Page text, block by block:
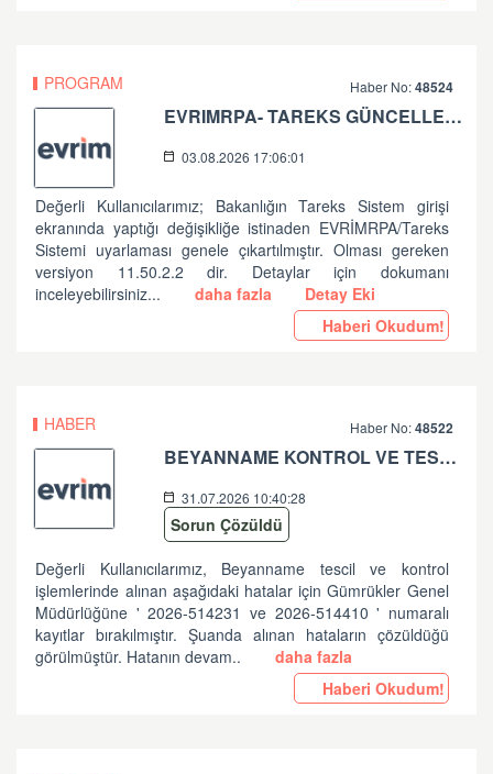
PROGRAM Haber No:48524
EVRIMRPA- TAREKS GÜNCELLEMESI HAKKINDA (V: 11.50.2.2)
03.08.2026 17:06:01
Değerli Kullanıcılarımız; Bakanlığın Tareks Sistem girişi
ekranında yaptığı değişikliğe istinaden EVRİMRPA/Tareks
Sistemi uyarlaması genele çıkartılmıştır. Olması gereken
versiyon 11.50.2.2 dir. Detaylar için dokumanı
inceleyebilirsiniz...
daha fazla
Detay Eki
Haberi Okudum!
HABER Haber No:48522
BEYANNAME KONTROL VE TESCİL İŞLEMLERİNDE ALINAN HATALAR HK
31.07.2026 10:40:28
Sorun Çözüldü
Değerli Kullanıcılarımız, Beyanname tescil ve kontrol
işlemlerinde alınan aşağıdaki hatalar için Gümrükler Genel
Müdürlüğüne ' 2026-514231 ve 2026-514410 ' numaralı
kayıtlar bırakılmıştır. Şuanda alınan hataların çözüldüğü
görülmüştür. Hatanın devam..
daha fazla
Haberi Okudum!